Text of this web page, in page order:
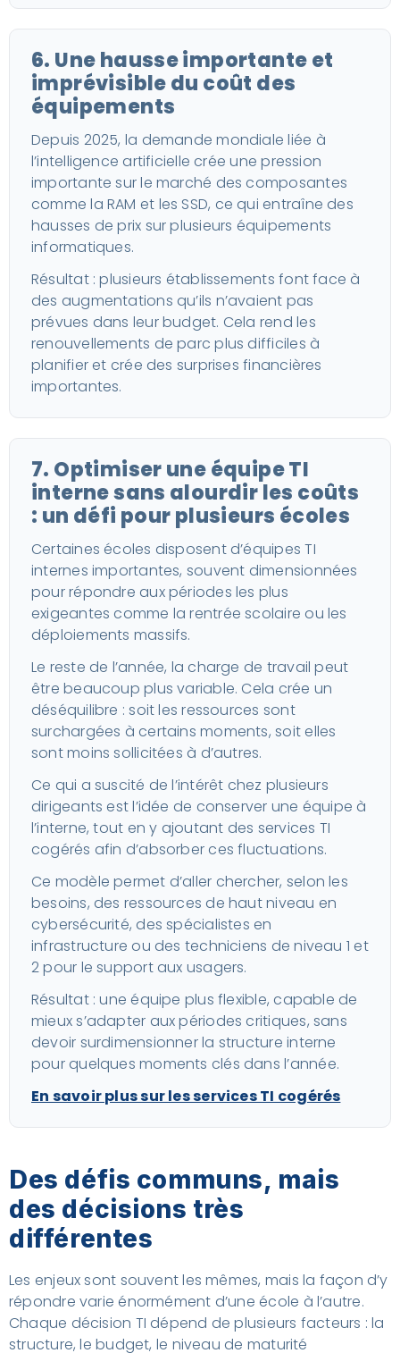
6. Une hausse importante et
imprévisible du coût des
équipements
Depuis 2025, la demande mondiale liée à
l’intelligence artificielle crée une pression
importante sur le marché des composantes
comme la RAM et les SSD, ce qui entraîne des
hausses de prix sur plusieurs équipements
informatiques.
Résultat : plusieurs établissements font face à
des augmentations qu’ils n’avaient pas
prévues dans leur budget. Cela rend les
renouvellements de parc plus difficiles à
planifier et crée des surprises financières
importantes.
7. Optimiser une équipe TI
interne sans alourdir les coûts
: un défi pour plusieurs écoles
Certaines écoles disposent d’équipes TI
internes importantes, souvent dimensionnées
pour répondre aux périodes les plus
exigeantes comme la rentrée scolaire ou les
déploiements massifs.
Le reste de l’année, la charge de travail peut
être beaucoup plus variable. Cela crée un
déséquilibre : soit les ressources sont
surchargées à certains moments, soit elles
sont moins sollicitées à d’autres.
Ce qui a suscité de l’intérêt chez plusieurs
dirigeants est l’idée de conserver une équipe à
l’interne, tout en y ajoutant des services TI
cogérés afin d’absorber ces fluctuations.
Ce modèle permet d’aller chercher, selon les
besoins, des ressources de haut niveau en
cybersécurité, des spécialistes en
infrastructure ou des techniciens de niveau 1 et
2 pour le support aux usagers.
Résultat : une équipe plus flexible, capable de
mieux s’adapter aux périodes critiques, sans
devoir surdimensionner la structure interne
pour quelques moments clés dans l’année.
En savoir plus sur les services TI cogérés
Des défis communs, mais
des décisions très
différentes
Les enjeux sont souvent les mêmes, mais la façon d’y
répondre varie énormément d’une école à l’autre.
Chaque décision TI dépend de plusieurs facteurs : la
structure, le budget, le niveau de maturité